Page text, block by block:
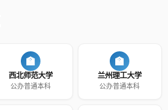
🏫
西北师范大学
公办普通本科
🏫
兰州理工大学
公办普通本科